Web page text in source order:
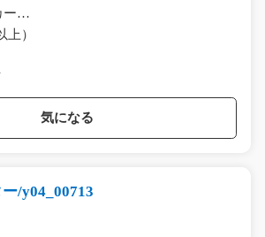
ー…
上）
気になる
/y04_00713